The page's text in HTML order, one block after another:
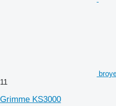
11
Grimme KS3000